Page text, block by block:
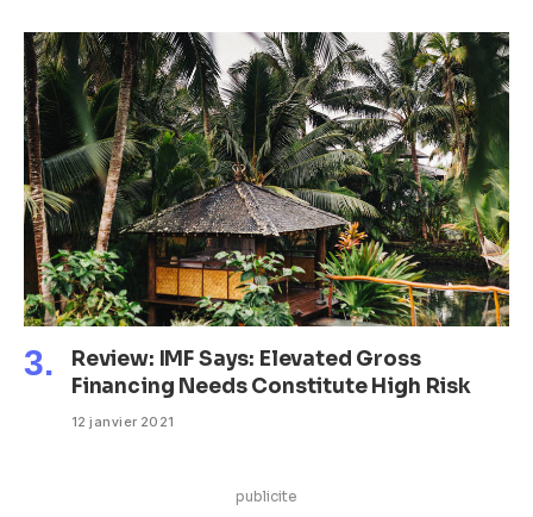
Review: IMF Says: Elevated Gross
Financing Needs Constitute High Risk
12 janvier 2021
publicite